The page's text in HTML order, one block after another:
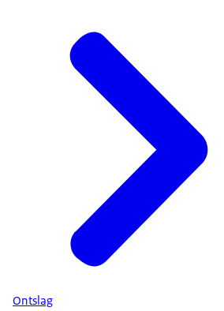
Ontslag